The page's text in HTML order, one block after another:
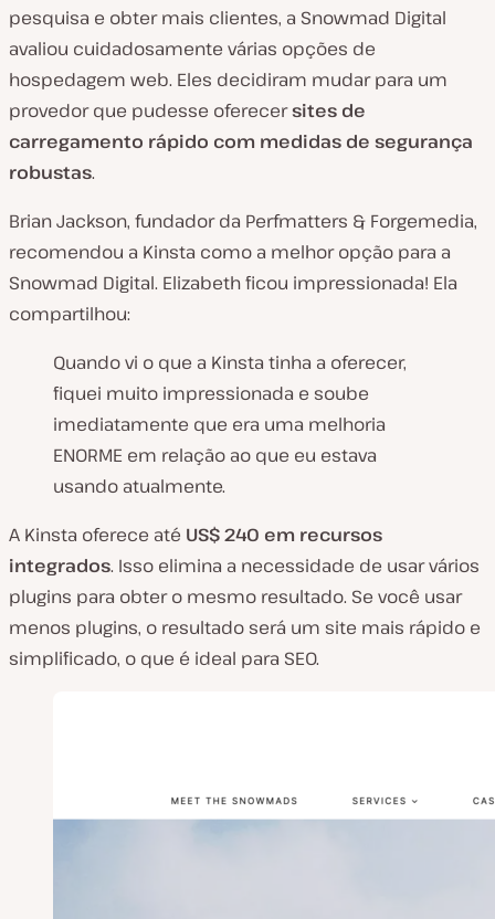
pesquisa e obter mais clientes, a Snowmad Digital
avaliou cuidadosamente várias opções de
hospedagem web. Eles decidiram mudar para um
provedor que pudesse oferecersites de
carregamento rápido com medidas de segurança
robustas.
Brian Jackson, fundador da Perfmatters & Forgemedia,
recomendou a Kinsta como a melhor opção para a
Snowmad Digital. Elizabeth ficou impressionada! Ela
compartilhou:
Quando vi o que a Kinsta tinha a oferecer,
fiquei muito impressionada e soube
imediatamente que era uma melhoria
ENORME em relação ao que eu estava
usando atualmente.
A Kinsta oferece até US$ 240 em recursos
integrados. Isso elimina a necessidade de usar vários
plugins para obter o mesmo resultado. Se você usar
menos plugins, o resultado será um site mais rápido e
simplificado, o que é ideal para SEO.